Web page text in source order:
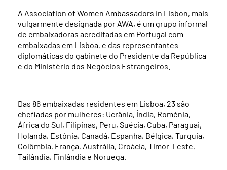
A Association of Women Ambassadors in Lisbon, mais
vulgarmente designada por AWA, é um grupo informal
de embaixadoras acreditadas em Portugal com
embaixadas em Lisboa, e das representantes
diplomáticas do gabinete do Presidente da República
e do Ministério dos Negócios Estrangeiros.
Das 86 embaixadas residentes em Lisboa, 23 são
chefiadas por mulheres: Ucrânia, Índia, Roménia,
África do Sul, Filipinas, Peru, Suécia, Cuba, Paraguai,
Holanda, Estónia, Canadá, Espanha, Bélgica, Turquia,
Colômbia, França, Austrália, Croácia, Timor-Leste,
Tailândia, Finlândia e Noruega.